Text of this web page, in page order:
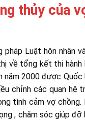
thủy của
Luật hôn nhân
về tổng kết thi
năm 2000 được
chỉnh các quan hệ
tình cảm vợ
, chăm sóc giúp đỡ